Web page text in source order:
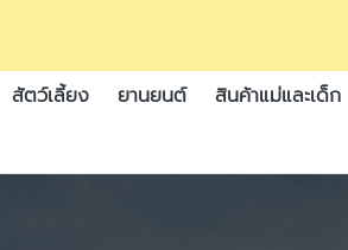
สัตว์เลี้ยง ยานยนต์ สินค้าแม่และเด็ก